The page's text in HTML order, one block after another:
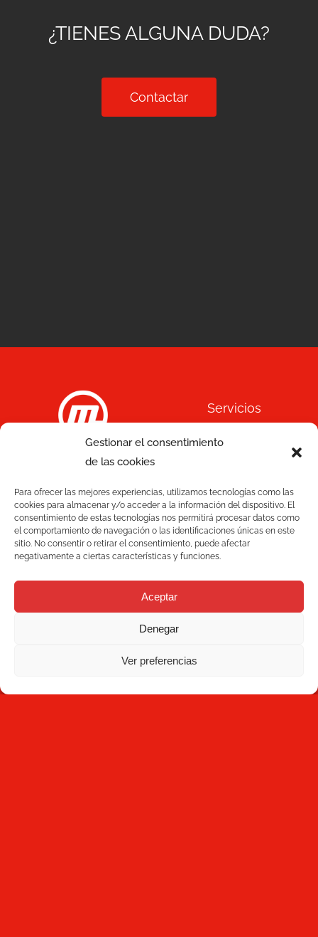
Gestionar el consentimiento
de las cookies
Para ofrecer las mejores experiencias, utilizamos tecnologías como las
cookies para almacenar y/o acceder a la información del dispositivo. El
consentimiento de estas tecnologías nos permitirá procesar datos como
el comportamiento de navegación o las identificaciones únicas en este
sitio. No consentir o retirar el consentimiento, puede afectar
negativamente a ciertas características y funciones.
Aceptar
Denegar
Ver preferencias
¿TIENES ALGUNA DUDA?
Contactar
C/ Joan Monpeó, 31 -37
08223 Terrassa
Barcelona, España
+34 93 736 35 00
mecesa@mecesa.com
Servicios
Calidad
Blog
Mecesa
NEWSLETTER